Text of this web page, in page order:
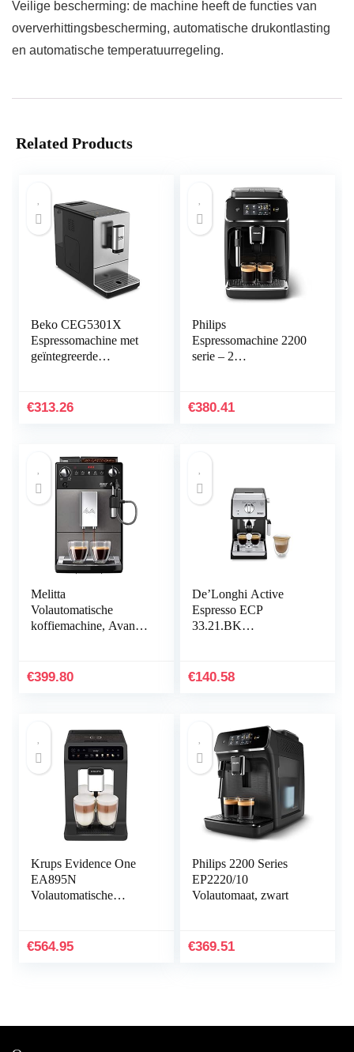
Veilige bescherming: de machine heeft de functies van
oververhittingsbescherming, automatische drukontlasting
en automatische temperatuurregeling.
Related Products
Beko CEG5301X
Espressomachine met
geïntegreerde
€313.26
Philips
Espressomachine 2200
serie – 2
Klassieke
€380.41
Melitta
Volautomatische
koffiemachine, Avanza
staal, 1450 W, 1,5 liter,
€399.80
De’Longhi Active
Espresso ECP
33.21.BK
aluminium afwerking,
warmwaterfunctie,
zwart
€140.58
Krups Evidence One
EA895N
Volautomatische
verschillende
€564.95
Philips 2200 Series
EP2220/10
Volautomaat, zwart
€369.51